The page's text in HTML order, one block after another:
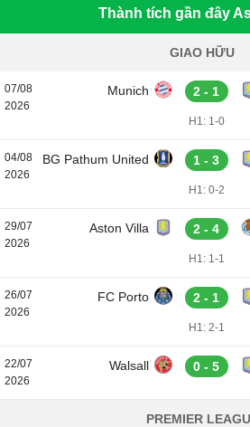
Thành tích gần đây
GIAO HỮU
07/08
2026
Munich 2 - 1
H1: 1-0
04/08
2026
BG Pathum United 1 - 3
H1: 0-2
29/07
2026
Aston Villa 2 - 4
H1: 1-1
26/07
2026
FC Porto 2 - 1
H1: 2-1
22/07
2026
Walsall 0 - 5
PREMIER